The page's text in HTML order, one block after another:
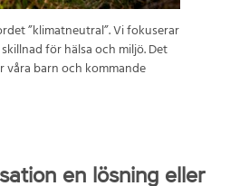
”klimatneutral”. Vi fokuserar
för hälsa och miljö. Det
barn och kommande
en lösning eller